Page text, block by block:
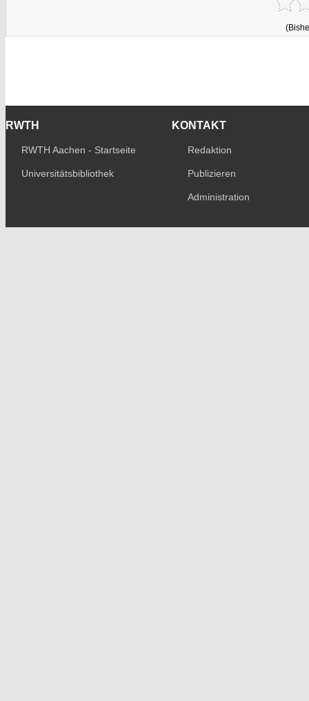
RWTH
RWTH Aachen - Startseite
Universitätsbibliothek
KONTAKT
Redaktion
Publizieren
Administration